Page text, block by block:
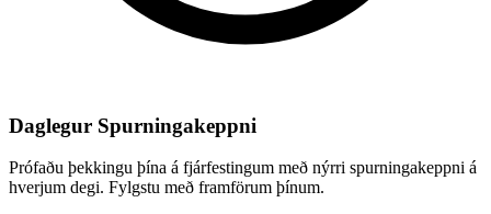
Daglegur Spurningakeppni
Prófaðu þekkingu þína á fjárfestingum með nýrri spurningakeppni á
hverjum degi. Fylgstu með framförum þínum.